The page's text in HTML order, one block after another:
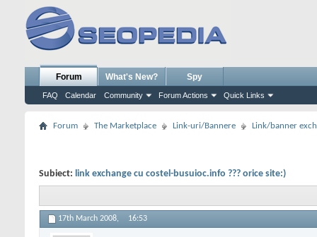
Forum
FAQ Calendar Community Forum Actions Quick Links
What's New? Spy
Forum The Marketplace Link-uri/Bannere Link/banner
Subiect: link exchange cu costel-busuioc.info ??? orice site:)
17th March 2008, 16:53